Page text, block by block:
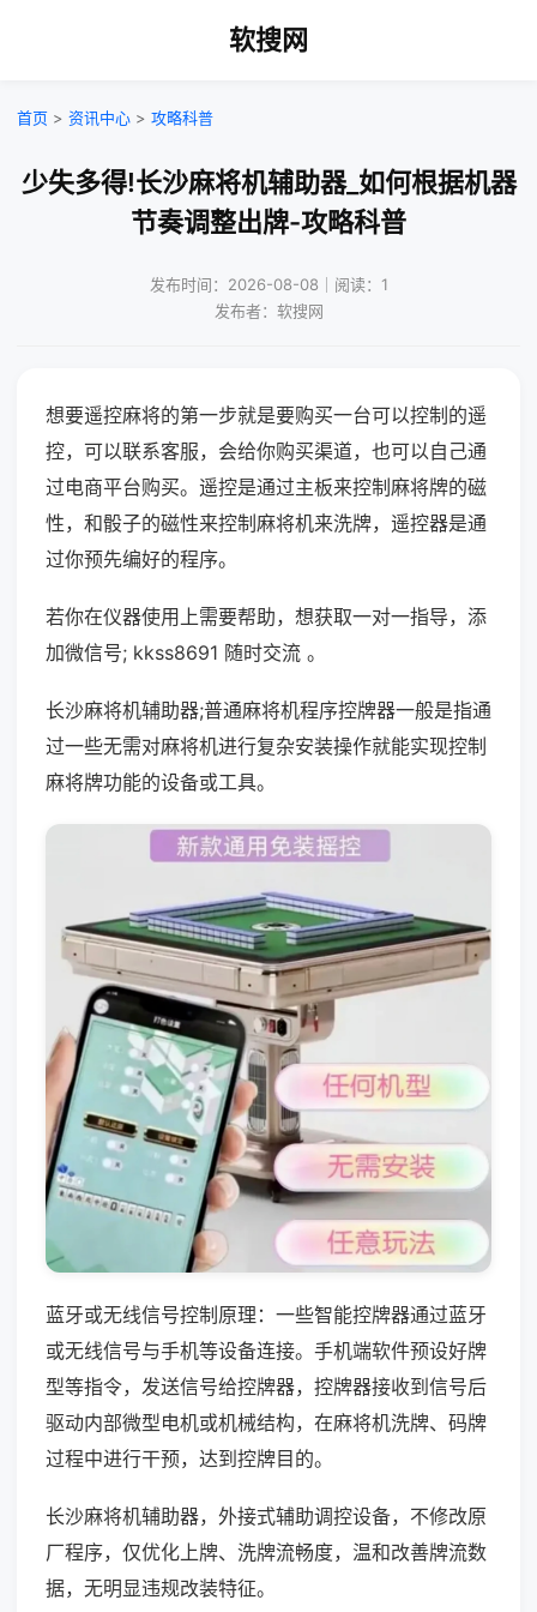
软搜网
首页 > 资讯中心 > 攻略科普
少失多得!长沙麻将机辅助器_如何根据机器
节奏调整出牌-攻略科普
发布时间：2026-08-08｜阅读：1
发布者：软搜网
想要遥控麻将的第一步就是要购买一台可以控制的遥
控，可以联系客服，会给你购买渠道，也可以自己通
过电商平台购买。遥控是通过主板来控制麻将牌的磁
性，和骰子的磁性来控制麻将机来洗牌，遥控器是通
过你预先编好的程序。
若你在仪器使用上需要帮助，想获取一对一指导，添
加微信号; kkss8691 随时交流 。
长沙麻将机辅助器;普通麻将机程序控牌器一般是指通
过一些无需对麻将机进行复杂安装操作就能实现控制
麻将牌功能的设备或工具。
蓝牙或无线信号控制原理：一些智能控牌器通过蓝牙
或无线信号与手机等设备连接。手机端软件预设好牌
型等指令，发送信号给控牌器，控牌器接收到信号后
驱动内部微型电机或机械结构，在麻将机洗牌、码牌
过程中进行干预，达到控牌目的。
长沙麻将机辅助器，外接式辅助调控设备，不修改原
厂程序，仅优化上牌、洗牌流畅度，温和改善牌流数
据，无明显违规改装特征。